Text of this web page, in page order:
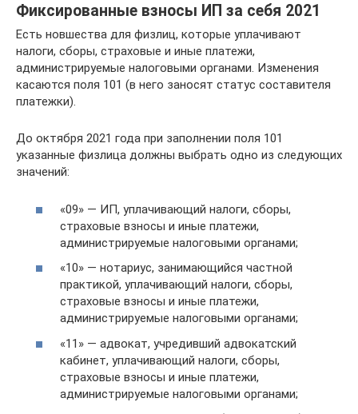
Фиксированные взносы ИП за себя 2021
Есть новшества для физлиц, которые уплачивают
налоги, сборы, страховые и иные платежи,
администрируемые налоговыми органами. Изменения
касаются поля 101 (в него заносят статус составителя
платежки).
До октября 2021 года при заполнении поля 101
указанные физлица должны выбрать одно из следующих
значений:
«09» — ИП, уплачивающий налоги, сборы,
страховые взносы и иные платежи,
администрируемые налоговыми органами;
«10» — нотариус, занимающийся частной
практикой, уплачивающий налоги, сборы,
страховые взносы и иные платежи,
администрируемые налоговыми органами;
«11» — адвокат, учредивший адвокатский
кабинет, уплачивающий налоги, сборы,
страховые взносы и иные платежи,
администрируемые налоговыми органами;